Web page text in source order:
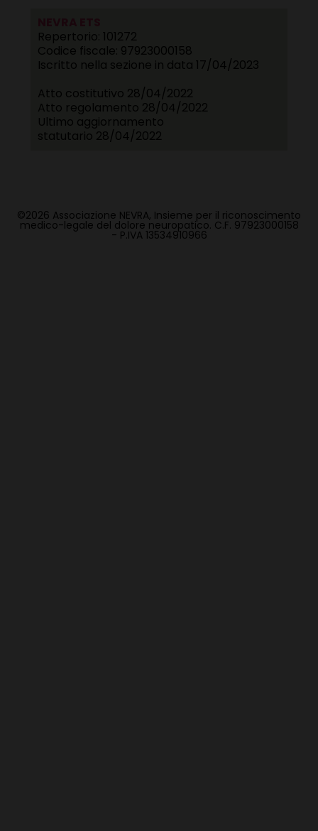
Repertorio: 101272
Codice fiscale: 97923000158
Iscritto nella sezione in data 17/04/2023
Atto costitutivo 28/04/2022
Atto regolamento 28/04/2022
Ultimo aggiornamento
statutario 28/04/2022
©2026 Associazione NEVRA, Insieme per il riconoscimento
medico-legale del dolore neuropatico. C.F. 97923000158
- P.IVA 13534910966